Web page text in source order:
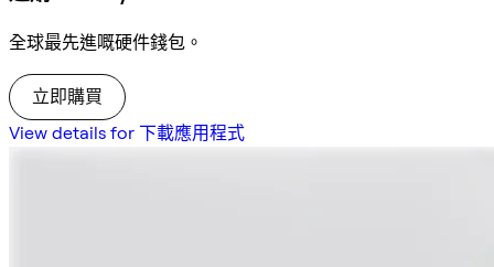
全球最先進嘅硬件錢包。
立即購買
View details for 下載應用程式